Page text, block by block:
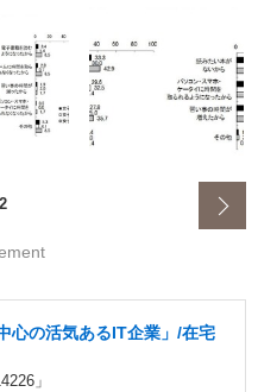
2
心の活気あるIT企業」/在宅
」